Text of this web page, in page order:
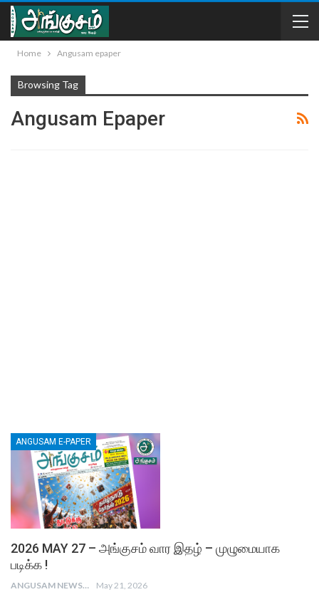
Home Angusam epaper
Browsing Tag
Angusam Epaper
ANGUSAM E-PAPER
2026 MAY 27 – அங்குசம் வார இதழ் – முழுமையாக
படிக்க !
ANGUSAM NEWS May 21, 2026